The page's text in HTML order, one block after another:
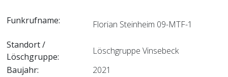
Funkrufname:
Florian Steinheim 09-MTF-1
Standort /
Löschgruppe:
Löschgruppe Vinsebeck
Baujahr:
2021